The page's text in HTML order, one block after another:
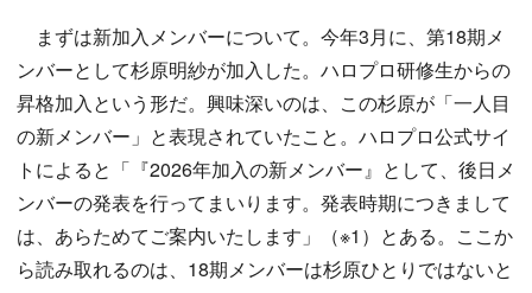
まずは新加入メンバーについて。今年3月に、第18期メ
ンバーとして杉原明紗が加入した。ハロプロ研修生からの
昇格加入という形だ。興味深いのは、この杉原が「一人目
の新メンバー」と表現されていたこと。ハロプロ公式サイ
トによると「『2026年加入の新メンバー』として、後日メ
ンバーの発表を行ってまいります。発表時期につきまして
は、あらためてご案内いたします」（※1）とある。ここか
ら読み取れるのは、18期メンバーは杉原ひとりではないと